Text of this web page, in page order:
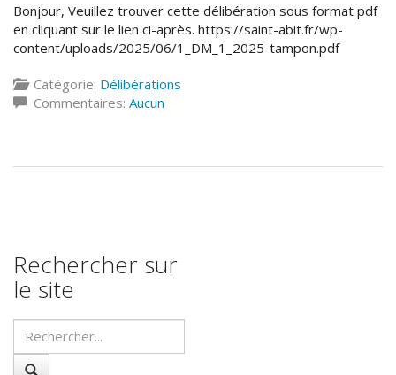
Bonjour, Veuillez trouver cette délibération sous format pdf
en cliquant sur le lien ci-après. https://saint-abit.fr/wp-
content/uploads/2025/06/1_DM_1_2025-tampon.pdf
Catégorie: Délibérations
Commentaires: Aucun
Rechercher sur
le site